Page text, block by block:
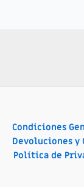
Condiciones
Devoluciones y
Política de